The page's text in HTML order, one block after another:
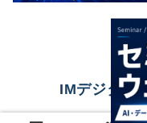
IMデジタル